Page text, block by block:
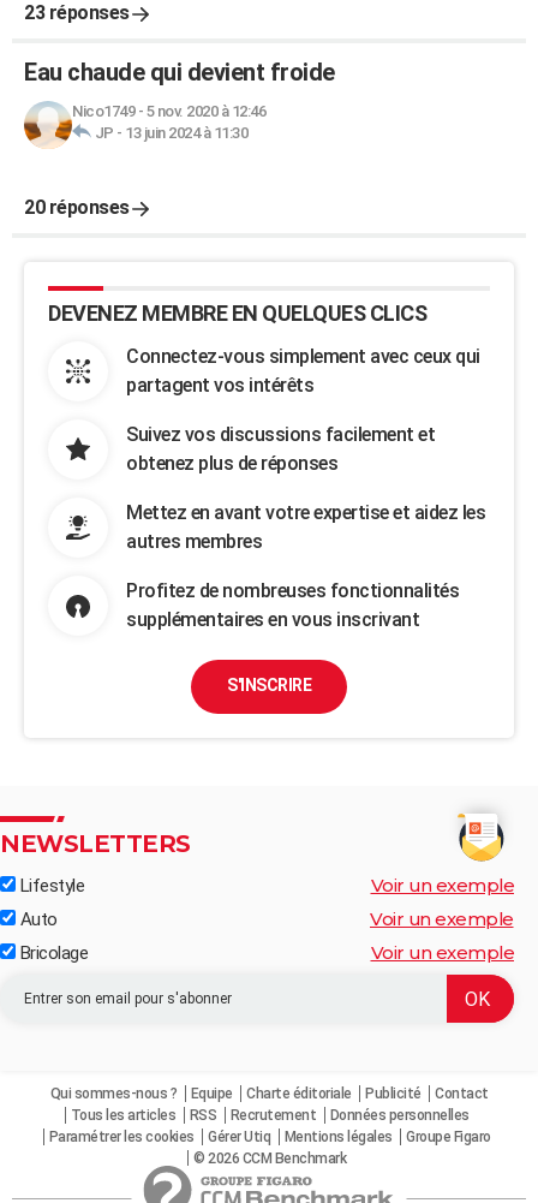
23 réponses
Eau chaude qui devient froide
Nico1749- 5 nov. 2020 à 12:46
JP - 13 juin 2024 à 11:30
20 réponses
DEVENEZ MEMBRE EN QUELQUES CLICS
Connectez-vous simplement avec ceux qui
partagent vos intérêts
Suivez vos discussions facilement et
obtenez plus de réponses
Mettez en avant votre expertise et aidez les
autres membres
Profitez de nombreuses fonctionnalités
supplémentaires en vous inscrivant
S'INSCRIRE
NEWSLETTERS
Lifestyle Voir un exemple
Auto Voir un exemple
Bricolage Voir un exemple
Qui sommes-nous ? Equipe Charte éditoriale Publicité
Contact
Tous les articles
RSS Recrutement
Données personnelles
Paramétrer les cookies
Gérer Utiq Mentions légales
Groupe Figaro
© 2026 CCM Benchmark